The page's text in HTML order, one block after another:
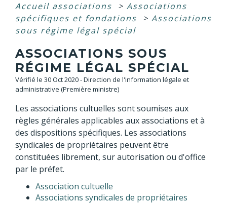
Accueil associations > Associations
spécifiques et fondations
> Associations
sous régime légal spécial
ASSOCIATIONS SOUS
RÉGIME LÉGAL SPÉCIAL
Vérifié le 30 Oct 2020 - Direction de l'information légale et
administrative (Première ministre)
Les associations cultuelles sont soumises aux
règles générales applicables aux associations et à
des dispositions spécifiques. Les associations
syndicales de propriétaires peuvent être
constituées librement, sur autorisation ou d'office
par le préfet.
Association cultuelle
Associations syndicales de propriétaires